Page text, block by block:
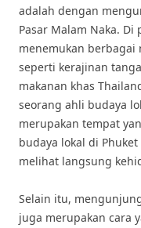
adalah dengan
Pasar Malam Naka.
menemukan berbagai
seperti kerajinan
makanan khas
seorang ahli budaya
merupakan tempat
budaya lokal di
melihat langsung
Selain itu,
juga merupakan cara